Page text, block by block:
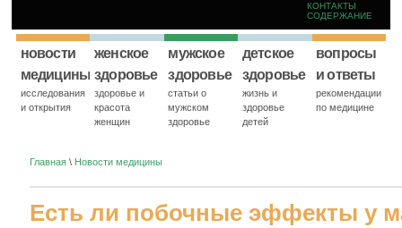
КОНТАКТЫ
СОДЕРЖАНИЕ
новости
медицины
исследования
и открытия
женское
здоровье
здоровье и
красота
женщин
мужское
здоровье
статьи о
мужском
здоровье
детское
здоровье
жизнь и
здоровье
детей
вопросы
и ответы
рекомендации
по медицине
Главная \ Новости медицины
Есть ли побочные эффекты у